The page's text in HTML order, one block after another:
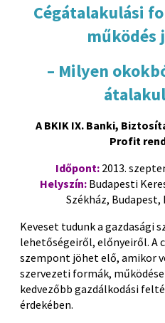
Cégátalakulási
működés
– Milyen
A BKIK IX. Banki,
Profit
Időpont: 2013.
Helyszín: Budapesti
Székház,
Keveset tudunk a gazdasági
lehetőségeiről, előnyeiről. A
szempont jöhet elő, amikor
szervezeti formák,
kedvezőbb gazdálkodási
érdekében.